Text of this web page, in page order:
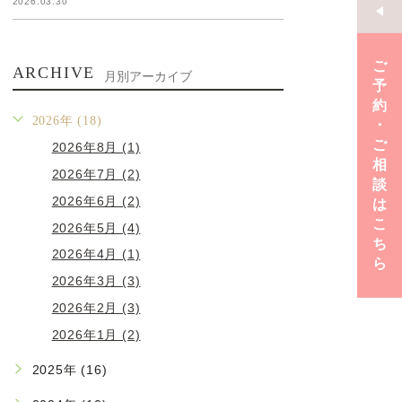
ご
予
約
･
ご
相
談
は
こ
ち
ら
ARCHIVE 月別アーカイブ
2026年 (18)
2026年8月 (1)
2026年7月 (2)
2026年6月 (2)
2026年5月 (4)
2026年4月 (1)
2026年3月 (3)
2026年2月 (3)
2026年1月 (2)
2025年 (16)